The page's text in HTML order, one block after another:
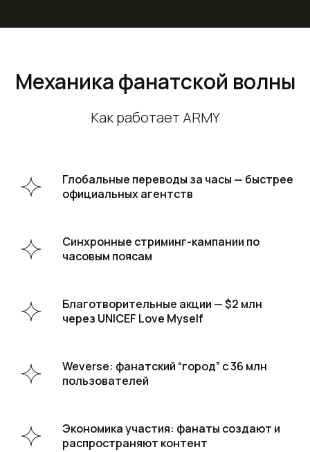
Механика фанатской волны
Как работает ARMY
Глобальные переводы за часы — быстрее
официальных агентств
Синхронные стриминг-кампании по
часовым поясам
Благотворительные акции — $2 млн
через UNICEF Love Myself
Weverse: фанатский “город” с 36 млн
пользователей
Экономика участия: фанаты создают и
распространяют контент